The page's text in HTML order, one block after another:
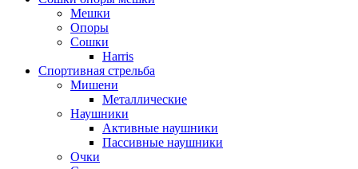
Мешки
Опоры
Сошки
Harris
Спортивная стрельба
Мишени
Металлические
Наушники
Активные наушники
Пассивные наушники
Очки